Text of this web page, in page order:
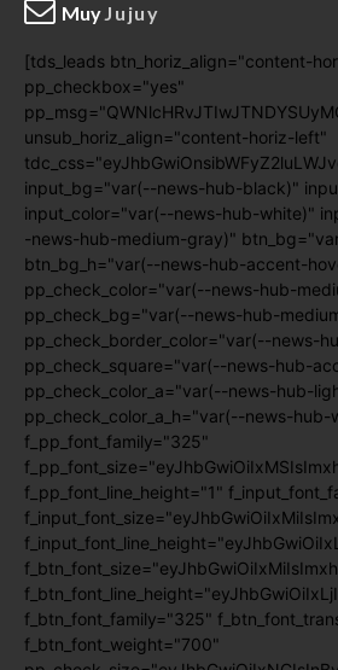
MuyJujuy
[tds_leads btn_horiz_align="content-
pp_checkbox="yes"
unsub_horiz_align="content-horiz-left"
input_bg="var(--news-hub-black)"
input_color="var(--news-hub-white)"
-news-hub-medium-gray)"
btn_bg_h="var(--news-hub-accent-
pp_check_color="var(--news-hub-
pp_check_bg="var(--news-hub-
pp_check_border_color="var(--news-
pp_check_square="var(--news-hub-
pp_check_color_a="var(--news-hub-
pp_check_color_a_h="var(--news-hub-
f_pp_font_family="325"
f_pp_font_line_height="1"
f_btn_font_family="325"
f_btn_font_weight="700"